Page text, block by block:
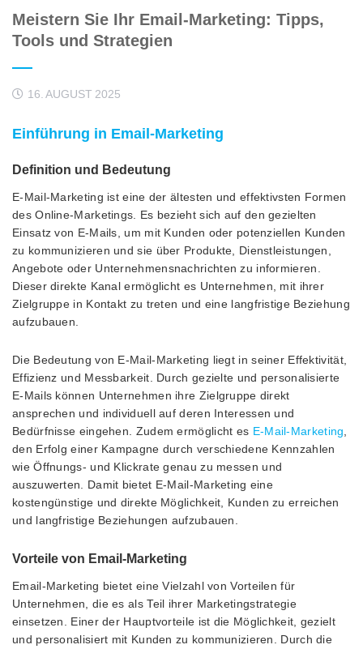
Meistern Sie Ihr Email-Marketing: Tipps,
Tools und Strategien
16. AUGUST 2025
Einführung in Email-Marketing
Definition und Bedeutung
E-Mail-Marketing ist eine der ältesten und effektivsten Formen
des Online-Marketings. Es bezieht sich auf den gezielten
Einsatz von E-Mails, um mit Kunden oder potenziellen Kunden
zu kommunizieren und sie über Produkte, Dienstleistungen,
Angebote oder Unternehmensnachrichten zu informieren.
Dieser direkte Kanal ermöglicht es Unternehmen, mit ihrer
Zielgruppe in Kontakt zu treten und eine langfristige Beziehung
aufzubauen.
Die Bedeutung von E-Mail-Marketing liegt in seiner Effektivität,
Effizienz und Messbarkeit. Durch gezielte und personalisierte
E-Mails können Unternehmen ihre Zielgruppe direkt
ansprechen und individuell auf deren Interessen und
Bedürfnisse eingehen. Zudem ermöglicht es E-Mail-Marketing
den Erfolg einer Kampagne durch verschiedene Kennzahlen
wie Öffnungs- und Klickrate genau zu messen und
auszuwerten. Damit bietet E-Mail-Marketing eine
kostengünstige und direkte Möglichkeit, Kunden zu erreichen
und langfristige Beziehungen aufzubauen.
Vorteile von Email-Marketing
Email-Marketing bietet eine Vielzahl von Vorteilen für
Unternehmen, die es als Teil ihrer Marketingstrategie
einsetzen. Einer der Hauptvorteile ist die Möglichkeit, gezielt
und personalisiert mit Kunden zu kommunizieren. Durch die